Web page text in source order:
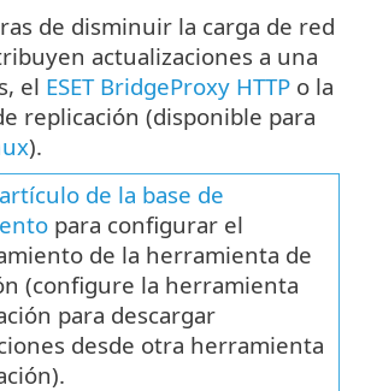
de disminuir la carga de red
actualizaciones a una
el ESET BridgeProxy HTTP o la
replicación (disponible para
).
de la base de
para configurar el
de la herramienta de
(configure la herramienta
para descargar
desde otra herramienta